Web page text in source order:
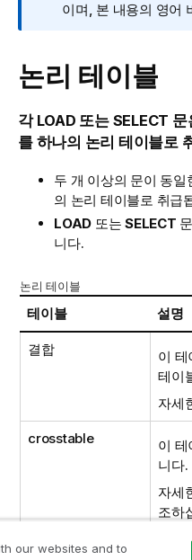
이며, 본 내용의 영어
논리 테이블
각 LOAD 또는 SELECT 문
를 하나의 논리 테이블로
두 개 이상의 문이 동
의 논리 테이블로 취급
LOAD 또는 SELECT
니다.
논리 테이블
테이블 설명
결합
이 테
테이
자세
crosstable
이
니다.
자세
조하
일반 이
our websites and to